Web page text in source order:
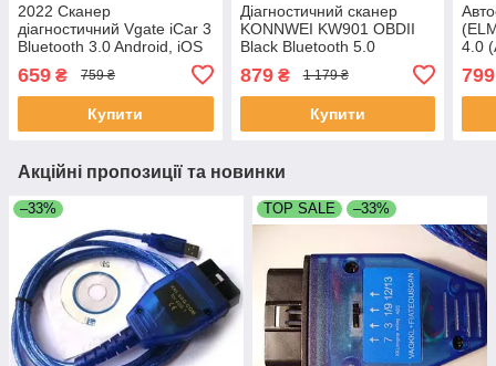
2022 Сканер
діагностичний Vgate iCar 3
Bluetooth 3.0 Android, iOS
659 ₴ 759 ₴
Купити
Діагностичний сканер
KONNWEI KW901 OBDII
Black Bluetooth 5.0
Pic18f25k80
879₴ 1 179 ₴
Купити
4.0
799
Акційні пропозиції та новинки
–33% TOP SALE –33%